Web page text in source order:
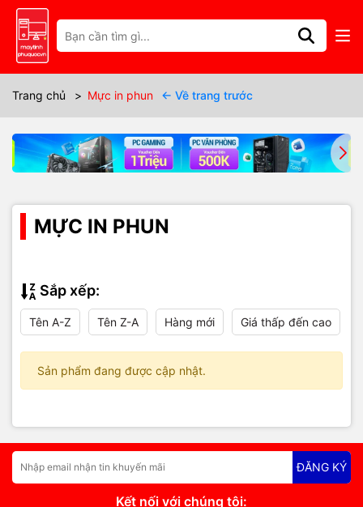
Trang chủ > Mực in phun ← Về trang trước
MỰC IN PHUN
Sắp xếp:
Tên A-Z Tên Z-A Hàng mới Giá thấp đến cao
Sản phẩm đang được cập nhật.
ĐĂNG KÝ
Kết nối với chúng tôi: